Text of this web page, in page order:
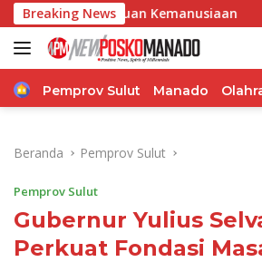
Langsung
ke
konten
Breaking News
Kemanusiaan Yongkie
Home
Pemprov Sulut Manado
Beranda Pemprov Sulut
Pemprov Sulut
Gubernur Yulius
Perkuat Fondasi